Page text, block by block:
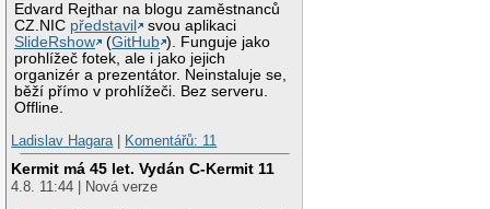
Edvard Rejthar na blogu zaměstnanců
CZ.NIC představil
svou aplikaci
SlideRshow
(GitHub ). Funguje jako
prohlížeč fotek, ale i jako jejich
organizér a prezentátor. Neinstaluje se,
běží přímo v prohlížeči. Bez serveru.
Offline.
Ladislav Hagara | Komentářů: 11
Kermit má 45 let. Vydán C-Kermit 11
4.8. 11:44 | Nová verze